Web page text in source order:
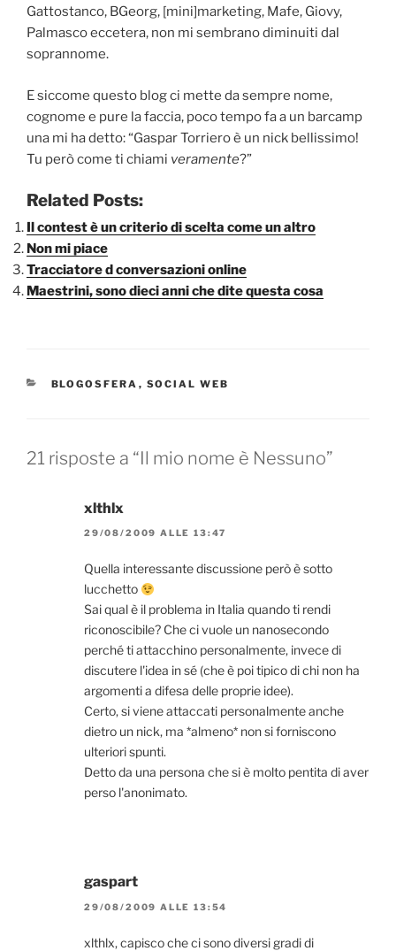
Gattostanco, BGeorg, [mini]marketing, Mafe, Giovy,
Palmasco eccetera, non mi sembrano diminuiti dal
soprannome.
E siccome questo blog ci mette da sempre nome,
cognome e pure la faccia, poco tempo fa a un barcamp
una mi ha detto: “Gaspar Torriero è un nick bellissimo!
Tu però come ti chiami veramente?”
Related Posts:
Il contest è un criterio di scelta come un altro
Non mi piace
Tracciatore d conversazioni online
Maestrini, sono dieci anni che dite questa cosa
CATEGORIE
BLOGOSFERA , SOCIAL WEB
21 risposte a “Il mio nome è Nessuno”
xlthlx
29/08/2009 ALLE 13:47
Quella interessante discussione però è sotto
lucchetto
Sai qual è il problema in Italia quando ti rendi
riconoscibile? Che ci vuole un nanosecondo
perché ti attacchino personalmente, invece di
discutere l'idea in sé (che è poi tipico di chi non ha
argomenti a difesa delle proprie idee).
Certo, si viene attaccati personalmente anche
dietro un nick, ma *almeno* non si forniscono
ulteriori spunti.
Detto da una persona che si è molto pentita di aver
perso l'anonimato.
gaspart
29/08/2009 ALLE 13:54
xlthlx, capisco che ci sono diversi gradi di